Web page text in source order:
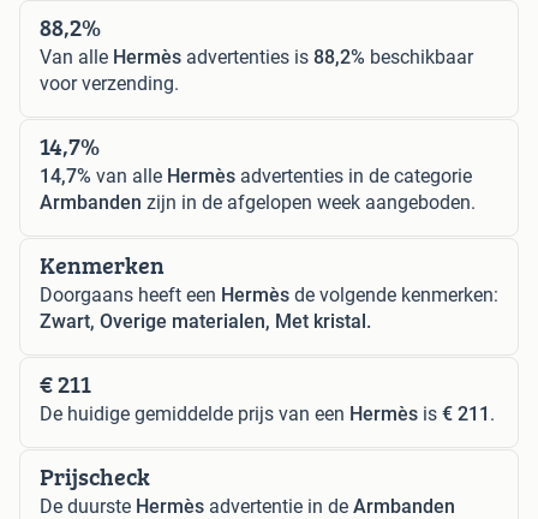
88,2%
Van alle Hermès advertenties is 88,2% beschikbaar
voor verzending.
14,7%
14,7% van alle Hermès advertenties in de categorie
Armbanden zijn in de afgelopen week aangeboden.
Kenmerken
Doorgaans heeft een Hermès de volgende kenmerken:
Zwart, Overige materialen, Met kristal.
€ 211
De huidige gemiddelde prijs van een Hermès is € 211 .
Prijscheck
De duurste Hermès advertentie in de Armbanden